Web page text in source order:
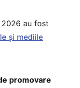
2026 au fost
și mediile
promovare